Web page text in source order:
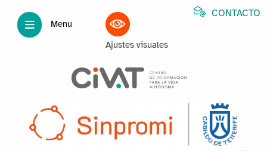
Menu
Ajustes visuales
CONTACTO